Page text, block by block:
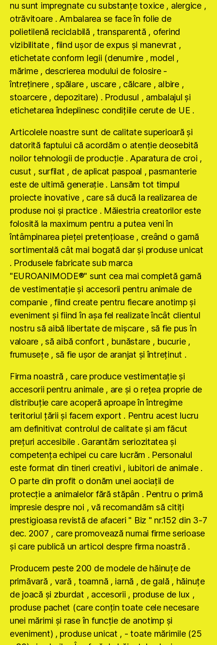
nu sunt impregnate cu substanţe toxice , alergice ,
otrăvitoare . Ambalarea se face în folie de
polietilenă reciclabilă , transparentă , oferind
vizibilitate , fiind uşor de expus şi manevrat ,
etichetate conform legii (denumire , model ,
mărime , descrierea modului de folosire -
întreţinere , spălare , uscare , călcare , albire ,
stoarcere , depozitare) . Produsul , ambalajul şi
etichetarea îndeplinesc condiţiile cerute de UE .
Articolele noastre sunt de calitate superioară şi
datorită faptului că acordăm o atenţie deosebită
noilor tehnologii de producţie . Aparatura de croi ,
cusut , surfilat , de aplicat paspoal , pasmanterie
este de ultimă generaţie . Lansăm tot timpul
proiecte inovative , care să ducă la realizarea de
produse noi şi practice . Măiestria creatorilor este
folosită la maximum pentru a putea veni în
întâmpinarea pieţei pretenţioase , creând o gamă
sortimentală cât mai bogată dar şi produse unicat
. Produsele fabricate sub marca
"EUROANIMODE®" sunt cea mai completă gamă
de vestimentaţie şi accesorii pentru animale de
companie , fiind create pentru fiecare anotimp şi
eveniment şi fiind în aşa fel realizate încât clientul
nostru să aibă libertate de mişcare , să fie pus în
valoare , să aibă confort , bunăstare , bucurie ,
frumuseţe , să fie uşor de aranjat şi întreţinut .
Firma noastră , care produce vestimentaţie şi
accesorii pentru animale , are şi o reţea proprie de
distribuţie care acoperă aproape în întregime
teritoriul ţării şi facem export . Pentru acest lucru
am definitivat controlul de calitate şi am făcut
preţuri accesibile . Garantăm seriozitatea şi
competenţa echipei cu care lucrăm . Personalul
este format din tineri creativi , iubitori de animale .
O parte din profit o donăm unei aociaţii de
protecţie a animalelor fără stăpân . Pentru o primă
impresie despre noi , vă recomandăm să citiţi
prestigioasa revistă de afaceri " Biz " nr.152 din 3-7
dec. 2007 , care promovează numai firme serioase
şi care publică un articol despre firma noastră .
Producem peste 200 de modele de hăinuţe de
primăvară , vară , toamnă , iarnă , de gală , hăinuţe
de joacă şi zburdat , accesorii , produse de lux ,
produse pachet (care conţin toate cele necesare
unei mărimi şi rase în funcţie de anotimp şi
eveniment) , produse unicat , - toate mărimile (25